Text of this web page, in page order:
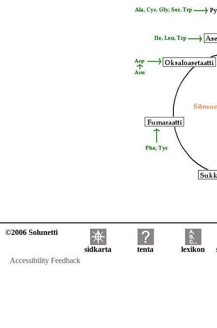
©2006 Solunetti
sidkarta tenta lexikon
Accessibility Feedback